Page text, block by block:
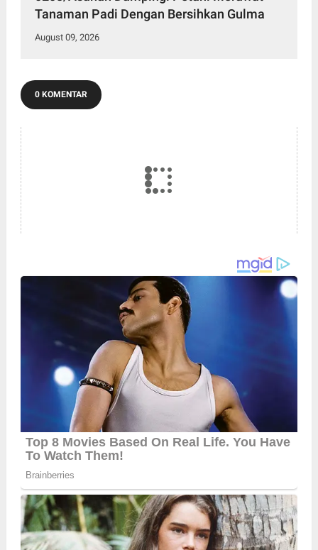
Tanaman Padi Dengan Bersihkan Gulma
August 09, 2026
0 KOMENTAR